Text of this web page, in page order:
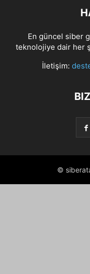
En güncel siber
teknolojiye dair her
İletişim:
©